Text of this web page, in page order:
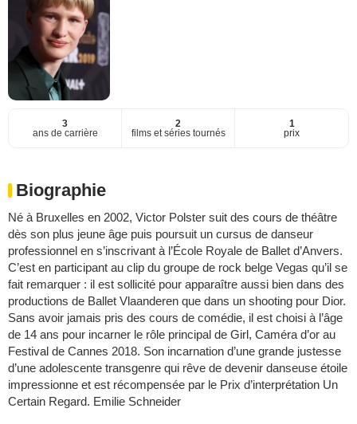
3
ans de carrière
2
films et séries tournés
1
prix
Biographie
Né à Bruxelles en 2002, Victor Polster suit des cours de théâtre
dès son plus jeune âge puis poursuit un cursus de danseur
professionnel en s’inscrivant à l’École Royale de Ballet d’Anvers.
C’est en participant au clip du groupe de rock belge Vegas qu’il se
fait remarquer : il est sollicité pour apparaître aussi bien dans des
productions de Ballet Vlaanderen que dans un shooting pour Dior.
Sans avoir jamais pris des cours de comédie, il est choisi à l’âge
de 14 ans pour incarner le rôle principal de Girl, Caméra d’or au
Festival de Cannes 2018. Son incarnation d’une grande justesse
d’une adolescente transgenre qui rêve de devenir danseuse étoile
impressionne et est récompensée par le Prix d’interprétation Un
Certain Regard. Emilie Schneider